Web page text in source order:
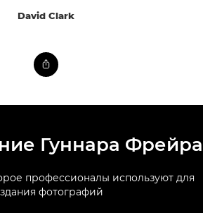
David Clark
Гуннара Фрейра
профессионалы используют для
фотографий